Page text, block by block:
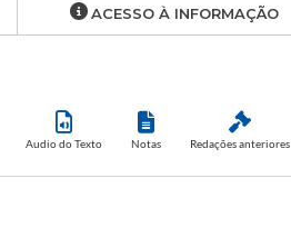
ACESSO À INFORMAÇÃO
Audio do Texto Notas Redações anteriores